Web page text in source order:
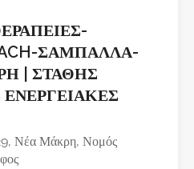
ΣΑΜΠΑΛΛΑ-
| ΣΤΑΘΗΣ
Νέα Μάκρη, Νομός